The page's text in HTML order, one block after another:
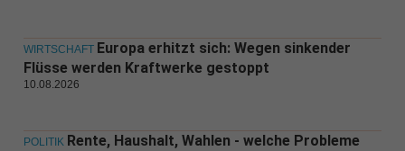
WIRTSCHAFT Europa erhitzt sich: Wegen sinkender
Flüsse werden Kraftwerke gestoppt
10.08.2026
POLITIK Rente, Haushalt, Wahlen - welche Probleme